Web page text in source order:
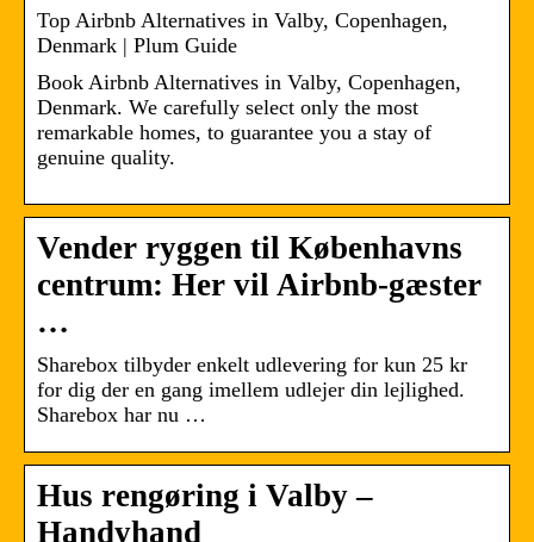
Top Airbnb Alternatives in Valby, Copenhagen,
Denmark | Plum Guide
Book Airbnb Alternatives in Valby, Copenhagen,
Denmark. We carefully select only the most
remarkable homes, to guarantee you a stay of
genuine quality.
Vender ryggen til Københavns
centrum: Her vil Airbnb-gæster
…
Sharebox tilbyder enkelt udlevering for kun 25 kr
for dig der en gang imellem udlejer din lejlighed.
Sharebox har nu …
Hus rengøring i Valby –
Handyhand